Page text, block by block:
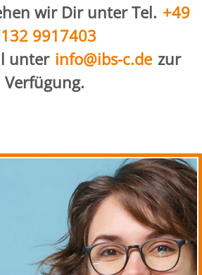
wir Dir unter Tel. +49
9917403
unter info@ibs-c.de zur
Verfügung.